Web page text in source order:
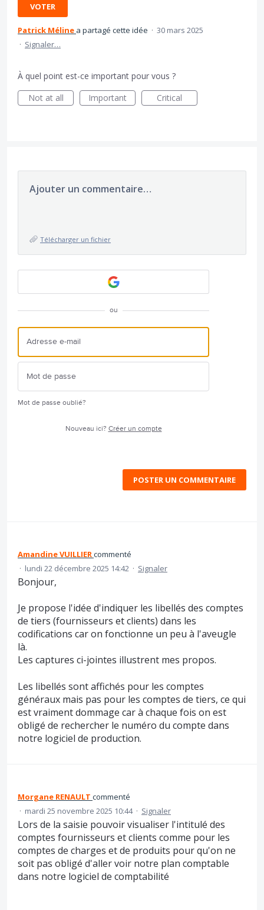
VOTER
Patrick Méline a partagé cette idée · 30 mars 2025
· Signaler…
À quel point est-ce important pour vous ?
Not at all
Important Critical
Ajouter un commentaire…
Télécharger un fichier
ou
Mot de passe oublié?
Nouveau ici? Créer un compte
POSTER UN COMMENTAIRE
Amandine VUILLIERcommenté
· lundi 22 décembre 2025 14:42 · Signaler
Bonjour,
Je propose l'idée d'indiquer les libellés des comptes
de tiers (fournisseurs et clients) dans les
codifications car on fonctionne un peu à l'aveugle
là.
Les captures ci-jointes illustrent mes propos.
Les libellés sont affichés pour les comptes
généraux mais pas pour les comptes de tiers, ce qui
est vraiment dommage car à chaque fois on est
obligé de rechercher le numéro du compte dans
notre logiciel de production.
Morgane RENAULT commenté
· mardi 25 novembre 2025 10:44 · Signaler
Lors de la saisie pouvoir visualiser l'intitulé des
comptes fournisseurs et clients comme pour les
comptes de charges et de produits pour qu'on ne
soit pas obligé d'aller voir notre plan comptable
dans notre logiciel de comptabilité